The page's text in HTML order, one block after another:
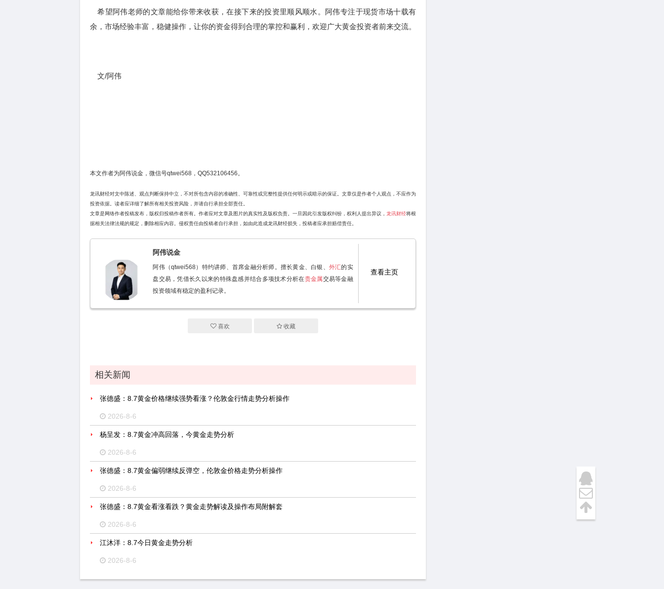
希望阿伟老师的文章能给你带来收获，在接下来的投资里顺风顺水。阿伟专注于现货市场十载有
余，市场经验丰富，稳健操作，让你的资金得到合理的掌控和赢利，欢迎广大黄金投资者前来交流。
文/阿伟
本文作者为阿伟说金，微信号qtwei568，QQ532106456。
龙讯财经对文中陈述、观点判断保持中立，不对所包含内容的准确性、可靠性或完整性提供任何明示或暗示的保证。文章仅是作者个人观点，不应作为
投资依据。读者应详细了解所有相关投资风险，并请自行承担全部责任。
文章是网络作者投稿发布，版权归投稿作者所有。作者应对文章及图片的真实性及版权负责。一旦因此引发版权纠纷，权利人提出异议， 龙讯财经将根
据相关法律法规的规定，删除相应内容。侵权责任由投稿者自行承担，如由此造成龙讯财经损失，投稿者应承担赔偿责任。
阿伟说金
阿伟（qtwei568）特约讲师、首席金融分析师。擅长黄金、白银、 外汇的实
盘交易，凭借长久以来的特殊盘感并结合多项技术分析在贵金属交易等金融
投资领域有稳定的盈利记录。
查看主页
喜欢 收藏
相关新闻
张德盛：8.7黄金价格继续强势看涨？伦敦金行情走势分析操作
2026-8-6
杨呈发：8.7黄金冲高回落，今黄金走势分析
2026-8-6
张德盛：8.7黄金偏弱继续反弹空，伦敦金价格走势分析操作
2026-8-6
张德盛：8.7黄金看涨看跌？黄金走势解读及操作布局附解套
2026-8-6
江沐洋：8.7今日黄金走势分析
2026-8-6